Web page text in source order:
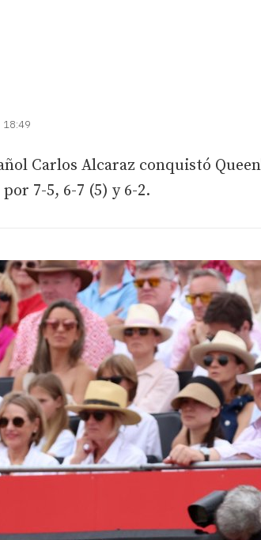
18:49
Carlos Alcaraz conquistó
7-5, 6-7 (5) y 6-2.